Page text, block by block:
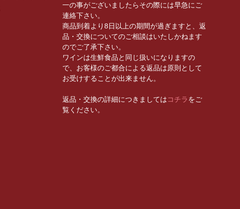
一の事がございましたらその際には早急にご
連絡下さい。
商品到着より8日以上の期間が過ぎますと、返
品・交換についてのご相談はいたしかねます
のでご了承下さい。
ワインは生鮮食品と同じ扱いになりますの
で、お客様のご都合による返品は原則として
お受けすることが出来ません。
返品・交換の詳細につきましてはコチラをご
覧ください。